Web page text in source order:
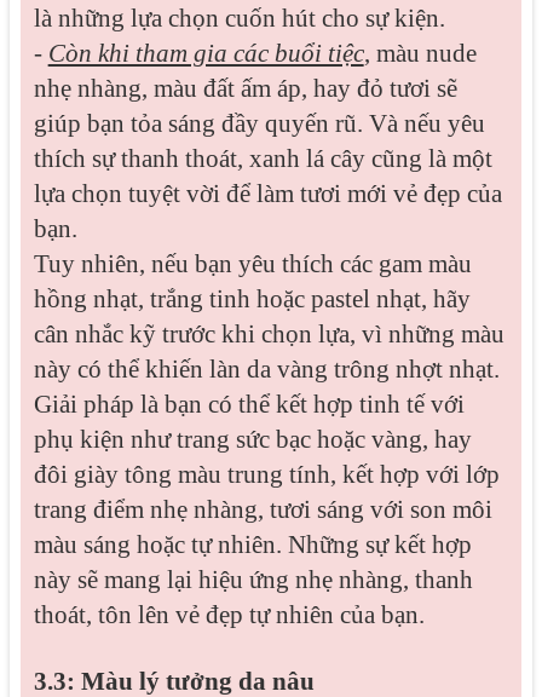
là những lựa chọn cuốn hút cho sự kiện.
- Còn khi tham gia các buổi tiệc, màu nude
nhẹ nhàng, màu đất ấm áp, hay đỏ tươi sẽ
giúp bạn tỏa sáng đầy quyến rũ. Và nếu yêu
thích sự thanh thoát, xanh lá cây cũng là một
lựa chọn tuyệt vời để làm tươi mới vẻ đẹp của
bạn.
Tuy nhiên, nếu bạn yêu thích các gam màu
hồng nhạt, trắng tinh hoặc pastel nhạt, hãy
cân nhắc kỹ trước khi chọn lựa, vì những màu
này có thể khiến làn da vàng trông nhợt nhạt.
Giải pháp là bạn có thể kết hợp tinh tế với
phụ kiện như trang sức bạc hoặc vàng, hay
đôi giày tông màu trung tính, kết hợp với lớp
trang điểm nhẹ nhàng, tươi sáng với son môi
màu sáng hoặc tự nhiên. Những sự kết hợp
này sẽ mang lại hiệu ứng nhẹ nhàng, thanh
thoát, tôn lên vẻ đẹp tự nhiên của bạn.
3.3: Màu lý tưởng da nâu